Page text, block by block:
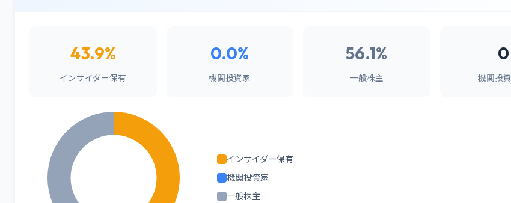
43.9%
インサイダー保有
0.0%
機関投資家
56.1%
一般株主
0
機関投
インサイダー保有
機関投資家
一般株主